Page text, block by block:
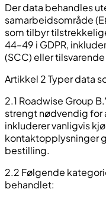
Der data behandles
samarbeidsområde
som tilbyr
44–49 i GDPR,
(SCC) eller
Artikkel 2 Typer data
2.1 Roadwise Group
strengt nødvendig for
inkluderer vanligvis
kontaktopplysninger
bestilling.
2.2 Følgende
behandlet: